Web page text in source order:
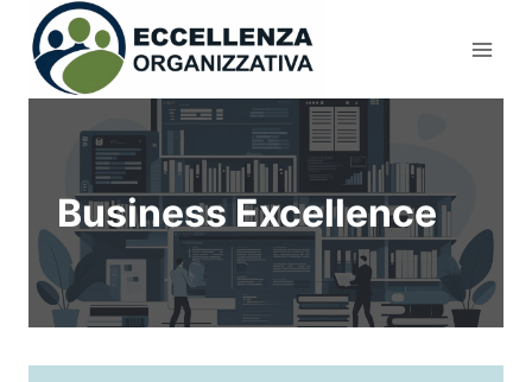
Salta
contenuto
Business Excellence